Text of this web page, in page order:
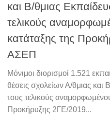
και Β/θμιας
τελικούς
κατάταξης της
ΑΣΕΠ
Μόνιμοι διορισμοί 1.521
θέσεις σχολείων Α/θμιας
τους τελικούς
Προκήρυξης 2ΓΕ/2019...